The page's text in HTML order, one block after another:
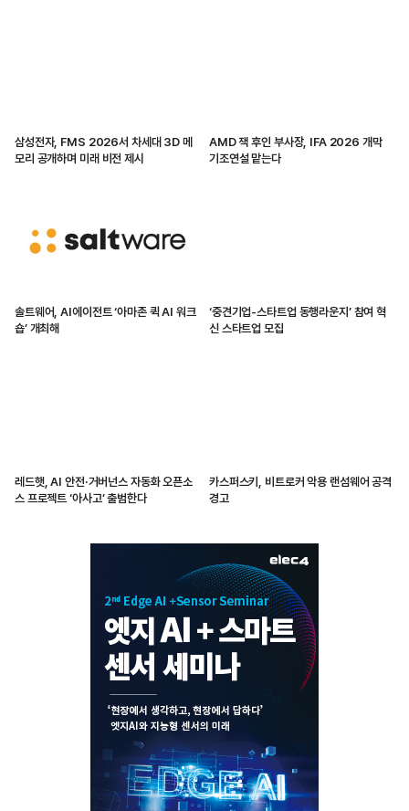
삼성전자, FMS 2026서 차세대 3D 메
모리 공개하며 미래 비전 제시
AMD 잭 후인 부사장, IFA 2026 개막
기조연설 맡는다
솔트웨어, AI에이전트 ‘아마존 퀵 AI 워크
숍’ 개최해
‘중견기업-스타트업 동행라운지’ 참여 혁
신 스타트업 모집
레드햇, AI 안전·거버넌스 자동화 오픈소
스 프로젝트 ‘아사고’ 출범한다
카스퍼스키, 비트로커 악용 랜섬웨어 공격
경고